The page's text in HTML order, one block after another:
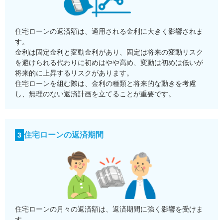
住宅ローンの返済額は、適用される金利に大きく影響されま
す。
金利は固定金利と変動金利があり、固定は将来の変動リスク
を避けられる代わりに初めはやや高め、変動は初めは低いが
将来的に上昇するリスクがあります。
住宅ローンを組む際は、金利の種類と将来的な動きを考慮
し、無理のない返済計画を立てることが重要です。
3 住宅ローンの返済期間
住宅ローンの月々の返済額は、返済期間に強く影響を受けま